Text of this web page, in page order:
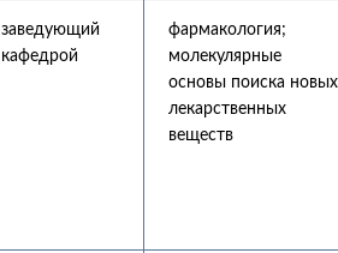
заведующий
кафедрой
фармакология;
молекулярные
основы поиска новых
лекарственных
веществ